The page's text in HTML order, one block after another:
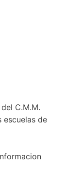
C.M.M.
escuelas de